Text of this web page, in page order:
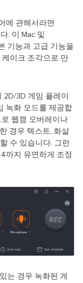
에 관해서라면
. 이 Mac 및
기능과 고급 기능을
이크 조각으로 만
2D/3D 게임 플레이
녹화 모드를 제공합
웹캠 오버레이나
경우 텍스트, 화살
수 있습니다. 그런
까지 유연하게 조정
는 경우 녹화된 게